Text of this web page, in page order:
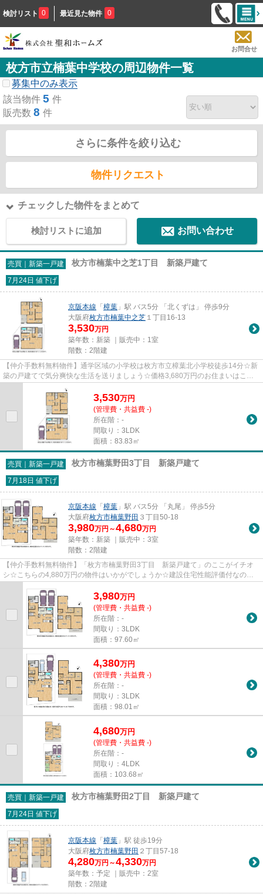
検討リスト 0 最近見た物件 0
お問合せ
枚方市立楠葉中学校の周辺物件一覧
募集中のみ表示
該当物件 5 件
販売数 8 件
さらに条件を絞り込む
物件リクエスト
チェックした物件をまとめて
検討リストに追加 お問い合わせ
売買｜新築一戸建 枚方市楠葉中之芝1丁目 新築戸建て
7月24日 値下げ
京阪本線 「 樟葉 」駅 バス5分 「北くずは」 停歩9分
大阪府枚方市楠葉中之芝 １丁目16-13
3,530万円
築年数：新築 ｜販売中： 1室
階数：2階建
【仲介手数料無料物件】通学区域の小学校は枚方市立樟葉北小学校徒歩14分☆新
築の戸建てで気分爽快な生活を送りましょう☆価格3,680万円のお住まいはこち
3,530万円
(管理費・共益費 -)
所在階：-
間取り：3LDK
面積：83.83㎡
売買｜新築一戸建 枚方市楠葉野田3丁目 新築戸建て
7月18日 値下げ
京阪本線 「 樟葉 」駅 バス5分 「丸尾」 停歩5分
大阪府枚方市楠葉野田 ３丁目50-18
3,980万円～4,680万円
築年数：新築 ｜販売中： 3室
階数：2階建
【仲介手数料無料物件】「枚方市楠葉野田3丁目 新築戸建て」のここがイチオ
シ☆こちらの4,880万円の物件はいかがでしょうか☆建設住宅性能評価付なので
3,980万円
(管理費・共益費 -)
所在階：-
間取り：3LDK
面積：97.60㎡
4,380万円
(管理費・共益費 -)
所在階：-
間取り：3LDK
面積：98.01㎡
4,680万円
(管理費・共益費 -)
所在階：-
間取り：4LDK
面積：103.68㎡
売買｜新築一戸建 枚方市楠葉野田2丁目 新築戸建て
7月24日 値下げ
京阪本線 「 樟葉 」駅 徒歩19分
大阪府枚方市楠葉野田 ２丁目57-18
4,280万円～4,330万円
築年数：予定 ｜販売中： 2室
階数：2階建